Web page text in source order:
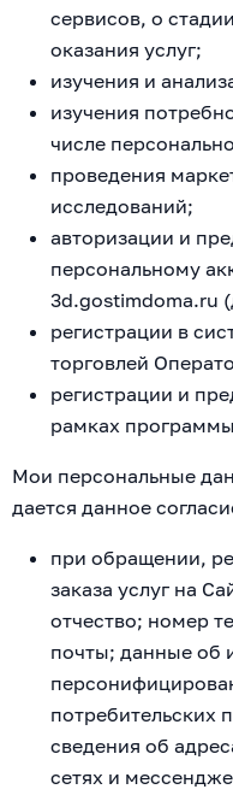
сервисов, о
оказания услуг;
изучения и
изучения
числе
проведения
исследований;
авторизации и
персональному
3d.gostimdoma.ru
регистрации в
торговлей
регистрации и
рамках
Мои персональные
дается данное
при обращении,
заказа услуг на
отчество; номер
почты; данные об
потребительских
сведения об
сетях и